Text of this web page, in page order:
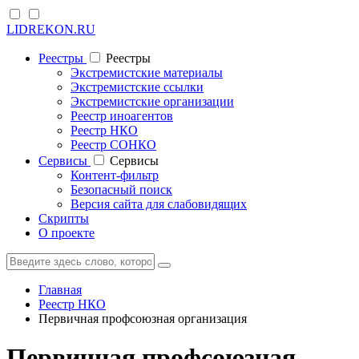
LIDREKON.RU
Реестры
Реестры
Экстремистские материалы
Экстремистские ссылки
Экстремистские организации
Реестр иноагентов
Реестр НКО
Реестр СОНКО
Cервисы
Cервисы
Контент-фильтр
Безопасный поиск
Версия сайта для слабовидящих
Скрипты
О проекте
Главная
Реестр НКО
Первичная профсоюзная организация